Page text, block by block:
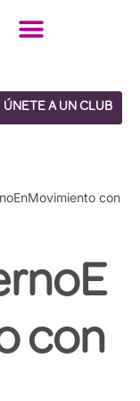
ÚNETE A UN CLUB
con
con